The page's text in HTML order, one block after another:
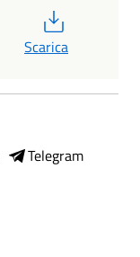
Scarica
Telegram